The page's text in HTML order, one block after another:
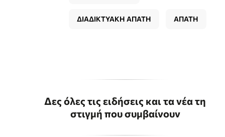
ΔΙΑΔΙΚΤΥΑΚΗ ΑΠΑΤΗ ΑΠΑΤΗ
Δες όλες τις ειδήσεις και τα νέα τη
στιγμή που συμβαίνουν